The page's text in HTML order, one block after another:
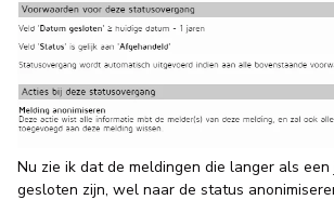
Nu zie ik dat de meldingen die langer als
gesloten zijn, wel naar de status